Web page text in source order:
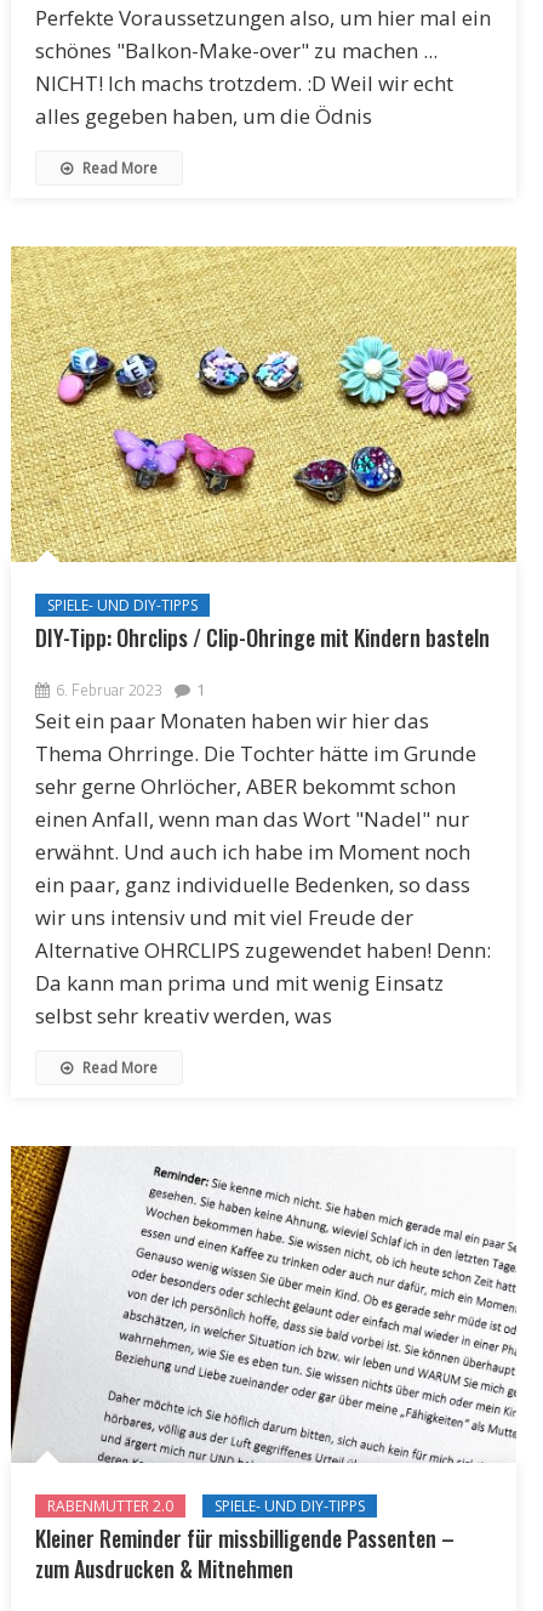
Perfekte Voraussetzungen also, um hier mal ein
schönes "Balkon-Make-over" zu machen ...
NICHT! Ich machs trotzdem. :D Weil wir echt
alles gegeben haben, um die Ödnis
Read More
SPIELE- UND DIY-TIPPS
DIY-Tipp: Ohrclips / Clip-Ohringe mit Kindern basteln
6. Februar 2023 1
Seit ein paar Monaten haben wir hier das
Thema Ohrringe. Die Tochter hätte im Grunde
sehr gerne Ohrlöcher, ABER bekommt schon
einen Anfall, wenn man das Wort "Nadel" nur
erwähnt. Und auch ich habe im Moment noch
ein paar, ganz individuelle Bedenken, so dass
wir uns intensiv und mit viel Freude der
Alternative OHRCLIPS zugewendet haben! Denn:
Da kann man prima und mit wenig Einsatz
selbst sehr kreativ werden, was
Read More
RABENMUTTER 2.0 SPIELE- UND DIY-TIPPS
Kleiner Reminder für missbilligende Passenten –
zum Ausdrucken & Mitnehmen